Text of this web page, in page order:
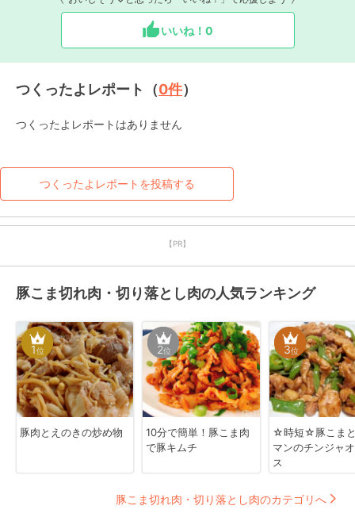
いいね！ 0
つくったよレポート（0件）
つくったよレポートはありません
つくったよレポートを投稿する
【PR】
豚こま切れ肉・切り落とし肉の人気ランキング
1位
豚肉とえのきの炒め物
2位
10分で簡単！豚こま肉
で豚キムチ
3位
☆時短☆豚こま
マンのチンジャ
ス
豚こま切れ肉・切り落とし肉のカテゴリへ